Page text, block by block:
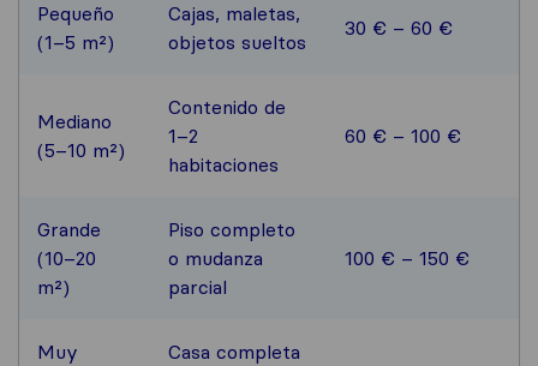
Pequeño
(1–5 m²)
Cajas, maletas,
objetos sueltos
30 € – 60 €
Mediano
(5–10 m²)
Contenido de
1–2
habitaciones
60 € – 100 €
Grande
(10–20
m²)
Piso completo
o mudanza
parcial
100 € – 150 €
Muy
Casa completa